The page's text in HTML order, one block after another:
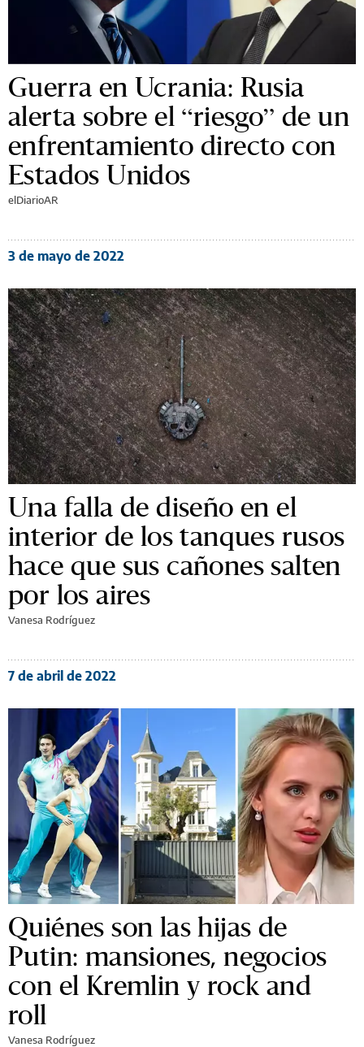
Guerra en Ucrania: Rusia
alerta sobre el “riesgo” de un
enfrentamiento directo con
Estados Unidos
elDiarioAR
3 de mayo de 2022
Una falla de diseño en el
interior de los tanques rusos
hace que sus cañones salten
por los aires
Vanesa Rodríguez
7 de abril de 2022
Quiénes son las hijas de
Putin: mansiones, negocios
con el Kremlin y rock and
roll
Vanesa Rodríguez